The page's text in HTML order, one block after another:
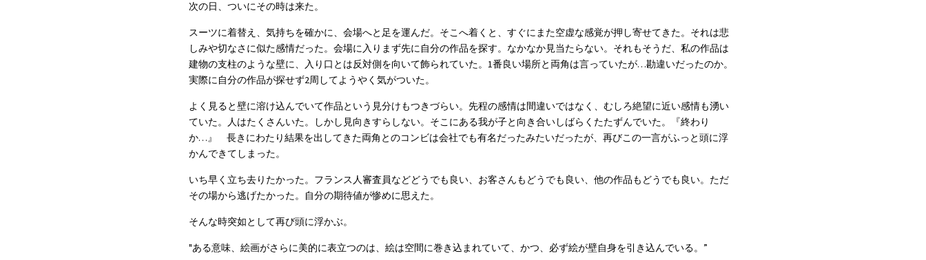
次の日、ついにその時は来た。
スーツに着替え、気持ちを確かに、会場へと足を運んだ。そこへ着くと、すぐにまた空虚な感覚が押し寄せてきた。それは悲
しみや切なさに似た感情だった。会場に入りまず先に自分の作品を探す。なかなか見当たらない。それもそうだ、私の作品は
建物の支柱のような壁に、入り口とは反対側を向いて飾られていた。1番良い場所と両角は言っていたが…勘違いだったのか。
実際に自分の作品が探せず2周してようやく気がついた。
よく見ると壁に溶け込んでいて作品という見分けもつきづらい。先程の感情は間違いではなく、むしろ絶望に近い感情も湧い
ていた。人はたくさんいた。しかし見向きすらしない。そこにある我が子と向き合いしばらくたたずんでいた。『終わり
か…』　長きにわたり結果を出してきた両角とのコンビは会社でも有名だったみたいだったが、再びこの一言がふっと頭に浮
かんできてしまった。
いち早く立ち去りたかった。フランス人審査員などどうでも良い、お客さんもどうでも良い、他の作品もどうでも良い。ただ
その場から逃げたかった。自分の期待値が惨めに思えた。
そんな時突如として再び頭に浮かぶ。
"ある意味、絵画がさらに美的に表立つのは、絵は空間に巻き込まれていて、かつ、必ず絵が壁自身を引き込んでいる。”